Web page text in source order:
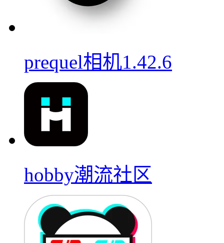
prequel相机1.42.6
hobby潮流社区